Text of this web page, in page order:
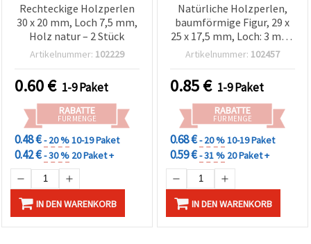
Rechteckige Holzperlen
30 x 20 mm, Loch 7,5 mm,
Holz natur – 2 Stück
Artikelnummer: 102229
0.60€ 1-9 Paket
RABATTE
FÜR MENGE
0.48 €- 20 %10-19 Paket
0.42 €- 30 % 20 Paket +
IN DEN WARENKORB
Natürliche Holzperlen,
baumförmige Figur, 29 x
25 x 17,5 mm, Loch: 3 mm,
Holzfarbe – 2 Stück
Artikelnummer: 102457
0.85€ 1-9 Paket
RABATTE
FÜR MENGE
0.68 €- 20 %10-19 Paket
0.59 €- 31 % 20 Paket +
IN DEN WARENKORB